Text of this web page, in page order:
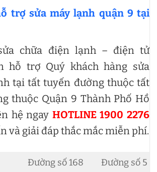
trợ sửa máy lạnh quận 9 tại
chữa điện lạnh – điện tử
hỗ trợ Quý khách hàng sửa
tại tất tuyến đường thuộc tất
thuộc Quận 9 Thành Phố Hồ
hệ ngay HOTLINE 1900 2276
và giải đáp thắc mắc miễn phí.
Đường số 168
Đường số 5